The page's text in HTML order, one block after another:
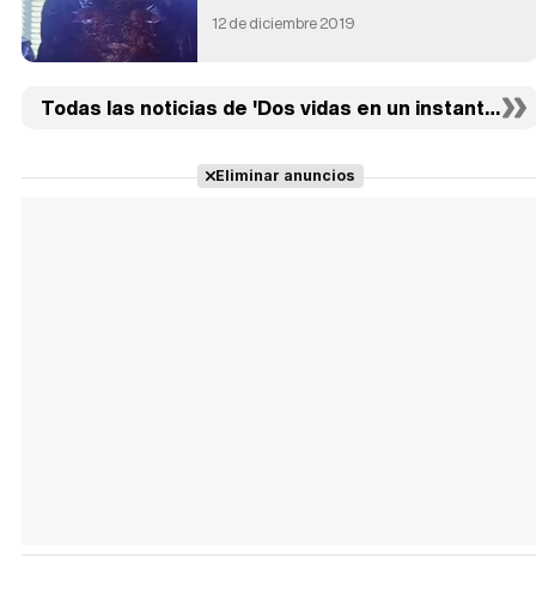
12 de diciembre 2019
Todas las noticias de 'Dos vidas en un instante' (1)
Eliminar anuncios